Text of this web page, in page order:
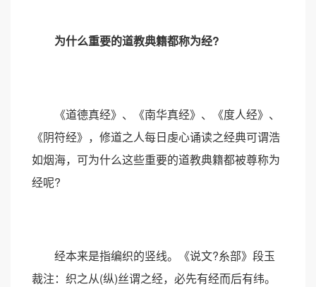
为什么重要的道教典籍都称为经?
《道德真经》、《南华真经》、《度人经》、
《阴符经》，修道之人每日虔心诵读之经典可谓浩
如烟海，可为什么这些重要的道教典籍都被尊称为
经呢?
经本来是指编织的竖线。《说文?糸部》段玉
裁注：织之从(纵)丝谓之经，必先有经而后有纬。